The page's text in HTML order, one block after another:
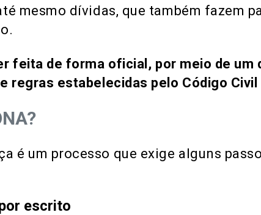
mesmo dívidas, que também fazem
feita de forma oficial, por meio de um
regras estabelecidas pelo Código Civil
é um processo que exige alguns
escrito